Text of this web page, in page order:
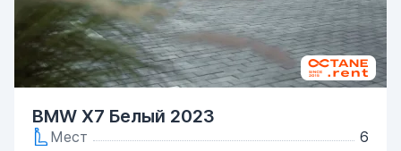
BMW X7 Белый 2023
Мест
6